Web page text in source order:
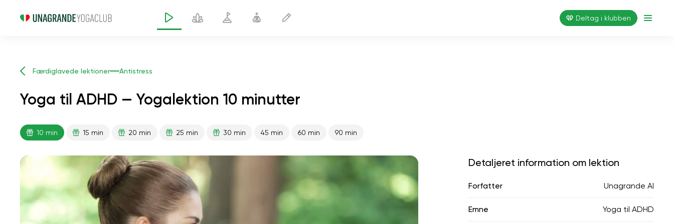
Deltag i klubben
Færdiglavede lektioner Antistress
Yoga til ADHD — Yogalektion 10 minutter
10 min 15 min 20 min 25 min 30 min 45 min 60 min 90 min
Detaljeret information om lektion
Forfatter Unagrande AI
Emne Yoga til ADHD